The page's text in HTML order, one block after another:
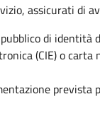
assicurati di
di identità
(CIE) o carta
prevista